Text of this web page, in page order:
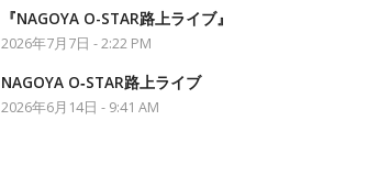
『NAGOYA O-STAR路上ライブ』
2026年7月7日 - 2:22 PM
NAGOYA O‐STAR路上ライブ
2026年6月14日 - 9:41 AM